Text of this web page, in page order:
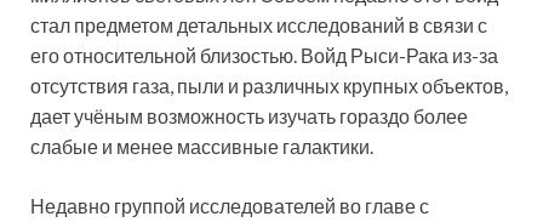
стал предметом детальных исследований в связи с
его относительной близостью. Войд Рыси-Рака из-за
отсутствия газа, пыли и различных крупных объектов,
дает учёным возможность изучать гораздо более
слабые и менее массивные галактики.
Недавно группой исследователей во главе с